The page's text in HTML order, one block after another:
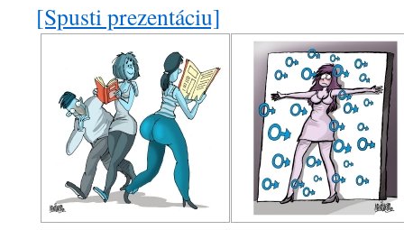
[Spusti prezentáciu]